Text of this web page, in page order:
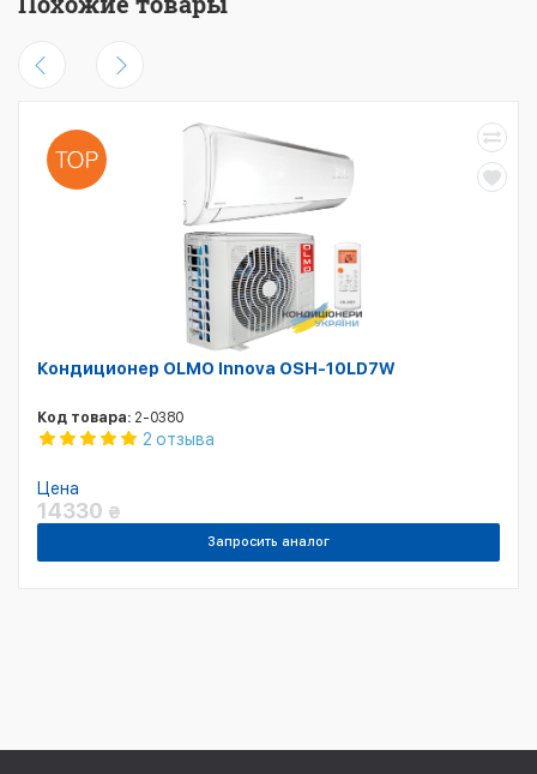
Кондиционер OLMO Innova OSH-10LD7W
Код товара: 2-0380
2 отзыва
Цена
14330 ₴
Запросить аналог